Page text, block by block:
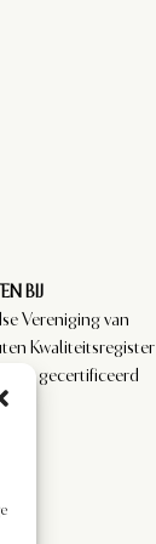
BIJ
Vereniging van
Kwaliteitsregister
gecertificeerd